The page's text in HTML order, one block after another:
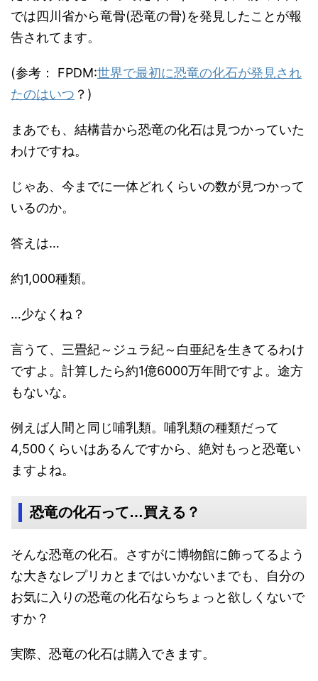
では四川省から竜骨(恐竜の骨)を発見したことが報
告されてます。
(参考： FPDM:世界で最初に恐竜の化石が発見され
たのはいつ ？)
まあでも、結構昔から恐竜の化石は見つかっていた
わけですね。
じゃあ、今までに一体どれくらいの数が見つかって
いるのか。
答えは…
約1,000種類。
…少なくね？
言うて、三畳紀～ジュラ紀～白亜紀を生きてるわけ
ですよ。計算したら約1億6000万年間ですよ。途方
もないな。
例えば人間と同じ哺乳類。哺乳類の種類だって
4,500くらいはあるんですから、絶対もっと恐竜い
ますよね。
恐竜の化石って…買える？
そんな恐竜の化石。さすがに博物館に飾ってるよう
な大きなレプリカとまではいかないまでも、自分の
お気に入りの恐竜の化石ならちょっと欲しくないで
すか？
実際、恐竜の化石は購入できます。